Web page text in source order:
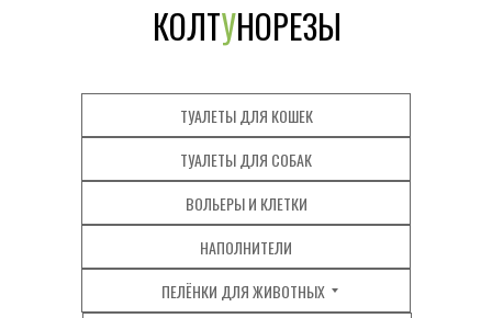
КОЛТУНОРЕЗЫ
ПЕЛЁНКИ ДЛЯ ЖИВОТНЫХ
НАПОЛНИТЕЛИ
ТУАЛЕТЫ ДЛЯ КОШЕК
ТУАЛЕТЫ ДЛЯ СОБАК
ВОЛЬЕРЫ И КЛЕТКИ